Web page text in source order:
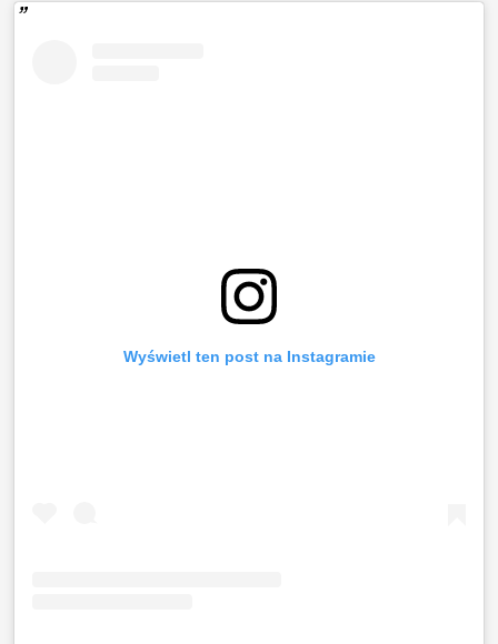
Wyświetl ten post na Instagramie